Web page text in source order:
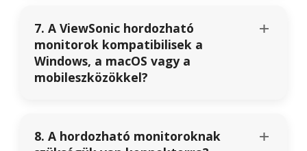
7. A ViewSonic hordozható
monitorok kompatibilisek a
Windows, a macOS vagy a
mobileszközökkel?
8. A hordozható monitoroknak